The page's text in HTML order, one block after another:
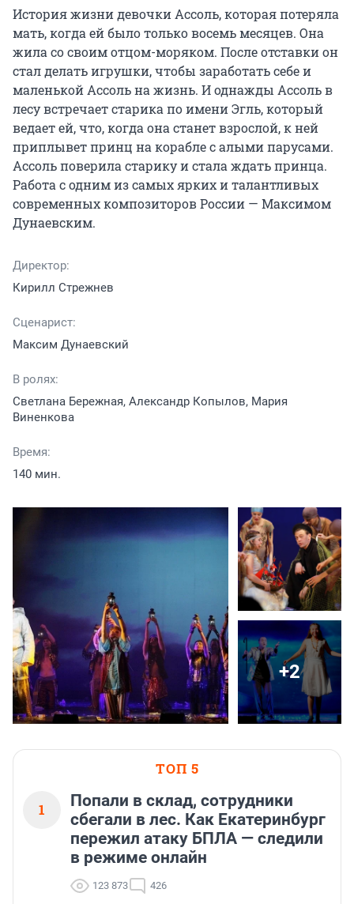
История жизни девочки Ассоль, которая потеряла
мать, когда ей было только восемь месяцев. Она
жила со своим отцом-моряком. После отставки он
стал делать игрушки, чтобы заработать себе и
маленькой Ассоль на жизнь. И однажды Ассоль в
лесу встречает старика по имени Эгль, который
ведает ей, что, когда она станет взрослой, к ней
приплывет принц на корабле с алыми парусами.
Ассоль поверила старику и стала ждать принца.
Работа с одним из самых ярких и талантливых
современных композиторов России — Максимом
Дунаевским.
Директор:
Кирилл Стрежнев
Сценарист:
Максим Дунаевский
В ролях:
Светлана Бережная, Александр Копылов, Мария
Виненкова
Время:
140 мин.
+2
ТОП 5
1
Попали в склад, сотрудники
сбегали в лес. Как Екатеринбург
пережил атаку БПЛА — следили
в режиме онлайн
123 873 426